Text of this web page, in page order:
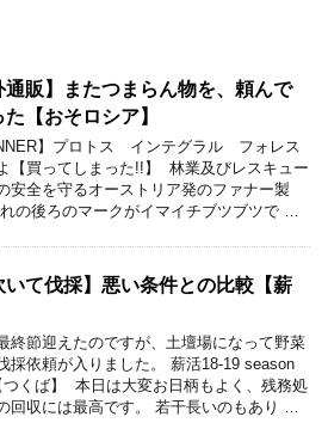
通販】またつまらん物を、頼んで
た【おそロシア】
】プロトス インテグラル フォレス
【買ってしまった!!】 林業及びレスキュー
安全を守るオーストリア発のファナー製
の後ろのマークがイマイチブツブツで …
いて伐採】悪い条件との比較【薪
終節迎えたのですが、土壇場になって野菜
採依頼が入りました。 薪活18-19 season
つくば】 本日は大変お日柄もよく、残務処
回収には最高です。 若干長いのもあり …